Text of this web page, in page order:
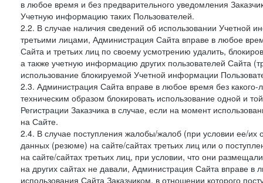
в любое время и без предварительного уведомления
Учетную информацию таких Пользователей.
2.2. В случае наличия сведений об использовании Учетной
третьими лицами, Администрация Сайта вправе в любое
Сайта и третьих лиц по своему усмотрению удалить,
а также учетную информацию других пользователей Сайта
использование блокируемой Учетной информации
2.3. Администрация Сайта вправе в любое время без
техническим образом блокировать использование одной и
Регистрации Заказчика в случае, если на момент
на Сайте.
2.4. В случае поступления жалобы/жалоб (при условии ее/их
данных (резюме) на сайте/сайтах третьих лиц или о
на сайте/сайтах третьих лиц, при условии, что они
на других сайтах не давали, Администрация Сайта вправе в
использования Сайта Заказчиком, в отношении которого